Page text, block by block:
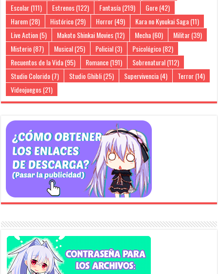
Escolar(111) Estrenos(122) Fantasía(219) Gore(42)
Harem(28) Histórico(29) Horror(49) Kara no Kyoukai Saga(11)
Live Action(5) Makoto Shinkai Movies(12) Mecha(60) Militar(39)
Misterio(87) Musical(25) Policial(3) Psicológico(82)
Recuentos de la Vida(95) Romance(191) Sobrenatural(112)
Studio Colorido(7) Studio Ghibli(25) Supervivencia(4) Terror(14)
Videojuegos(21)